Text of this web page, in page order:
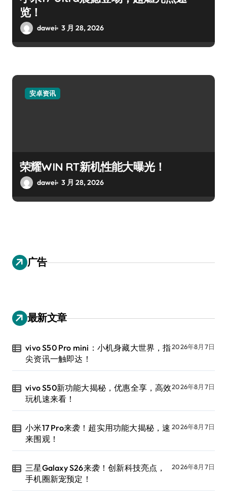
览！
dawei 3 月 28, 2026
安卓资讯
荣耀WIN RT新机性能大曝光！
dawei 3 月 28, 2026
广告
最新文章
vivo S50 Pro mini：小机身藏大世界，指
尖资讯一触即达！
2026年8月7日
vivo S50新功能大揭秘，优惠全享，高效
玩机速来看！
2026年8月7日
小米17 Pro来袭！超实用功能大揭秘，速
来围观！
2026年8月7日
三星Galaxy S26来袭！创新科技亮点，
手机圈新宠预定！
2026年8月7日